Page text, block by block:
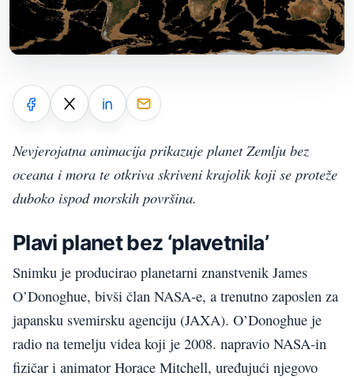
Nevjerojatna animacija prikazuje planet Zemlju bez
oceana i mora te otkriva skriveni krajolik koji se proteže
duboko ispod morskih površina.
Plavi planet bez ‘plavetnila’
Snimku je producirao planetarni znanstvenik James
O’Donoghue, bivši član NASA-e, a trenutno zaposlen za
japansku svemirsku agenciju (JAXA). O’Donoghue je
radio na temelju videa koji je 2008. napravio NASA-in
fizičar i animator Horace Mitchell, uređujući njegovo